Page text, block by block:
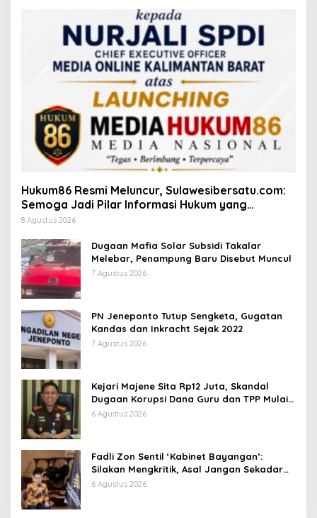
Hukum86 Resmi Meluncur, Sulawesibersatu.com:
Semoga Jadi Pilar Informasi Hukum yang
Berintegritas
8 Agustus 2026
Dugaan Mafia Solar Subsidi Takalar
Melebar, Penampung Baru Disebut Muncul
7 Agustus 2026
PN Jeneponto Tutup Sengketa, Gugatan
Kandas dan Inkracht Sejak 2022
7 Agustus 2026
Kejari Majene Sita Rp12 Juta, Skandal
Dugaan Korupsi Dana Guru dan TPP Mulai
Terkuak
6 Agustus 2026
Fadli Zon Sentil ‘Kabinet Bayangan’:
Silakan Mengkritik, Asal Jangan Sekadar
Bayangan
6 Agustus 2026